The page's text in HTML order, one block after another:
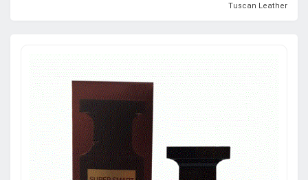
Tuscan Leather